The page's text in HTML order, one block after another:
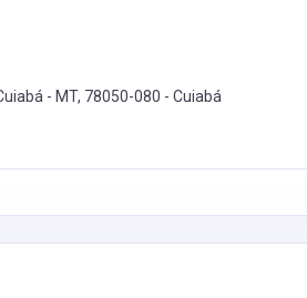
- MT, 78050-080 -Cuiabá